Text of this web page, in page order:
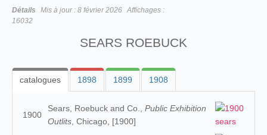
Détails Mis à jour : 8 février 2026 Affichages :
16032
SEARS ROEBUCK
catalogues 1898 1899 1908
1900
Sears, Roebuck and Co., Public Exhibition
Outlits , Chicago, [1900]